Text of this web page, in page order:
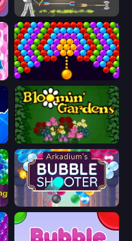
Ragdoll Archers
Bubble Story
Blooming Gardens